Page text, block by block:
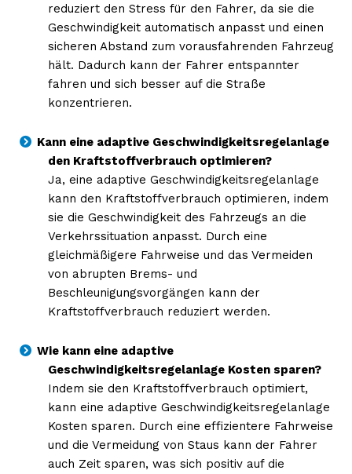
reduziert den Stress für den Fahrer, da sie die
Geschwindigkeit automatisch anpasst und einen
sicheren Abstand zum vorausfahrenden Fahrzeug
hält. Dadurch kann der Fahrer entspannter
fahren und sich besser auf die Straße
konzentrieren.
Kann eine adaptive Geschwindigkeitsregelanlage
den Kraftstoffverbrauch optimieren?
Ja, eine adaptive Geschwindigkeitsregelanlage
kann den Kraftstoffverbrauch optimieren, indem
sie die Geschwindigkeit des Fahrzeugs an die
Verkehrssituation anpasst. Durch eine
gleichmäßigere Fahrweise und das Vermeiden
von abrupten Brems- und
Beschleunigungsvorgängen kann der
Kraftstoffverbrauch reduziert werden.
Wie kann eine adaptive
Geschwindigkeitsregelanlage Kosten sparen?
Indem sie den Kraftstoffverbrauch optimiert,
kann eine adaptive Geschwindigkeitsregelanlage
Kosten sparen. Durch eine effizientere Fahrweise
und die Vermeidung von Staus kann der Fahrer
auch Zeit sparen, was sich positiv auf die